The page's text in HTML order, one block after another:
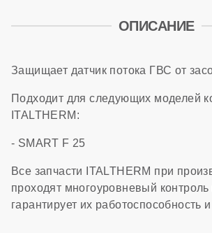
ОПИСАНИЕ
Защищает датчик потока ГВС от
Подходит для следующих моделей
ITALTHERM:
- SMART F 25
Все запчасти ITALTHERM при
проходят многоуровневый контроль
гарантирует их работоспособность